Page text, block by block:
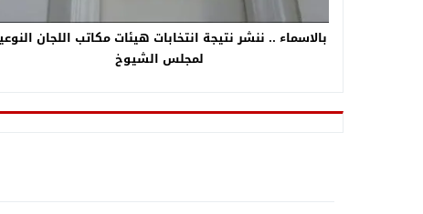
بالاسماء .. ننشر نتيجة انتخابات هيئات مكاتب اللجان
لمجلس الشيوخ